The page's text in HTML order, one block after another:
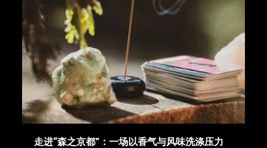
走进“森之京都”：一场以香气与风味洗涤压力